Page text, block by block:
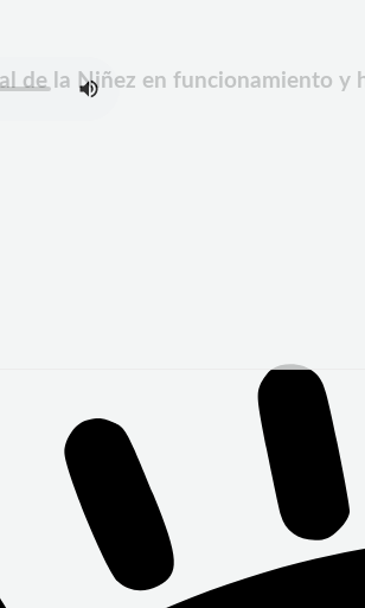
de la Niñez en funcionamiento y